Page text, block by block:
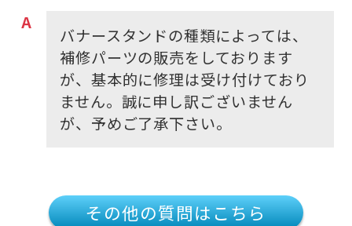
バナースタンドの種類によっては、
補修パーツの販売をしております
が、基本的に修理は受け付けており
ません。誠に申し訳ございません
が、予めご了承下さい。
その他の質問はこちら